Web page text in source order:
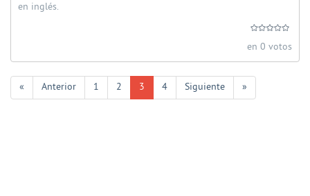
en inglés.
en 0 votos
« Anterior 1 2 3 4 Siguiente »